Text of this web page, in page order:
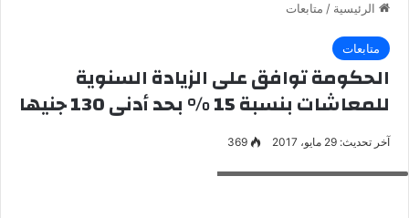
الرئيسية / متابعات
متابعات
الحكومة توافق على الزيادة السنوية
للمعاشات بنسبة 15 % بحد أدنى 130 جنيها
آخر تحديث: 29 مايو، 2017 369